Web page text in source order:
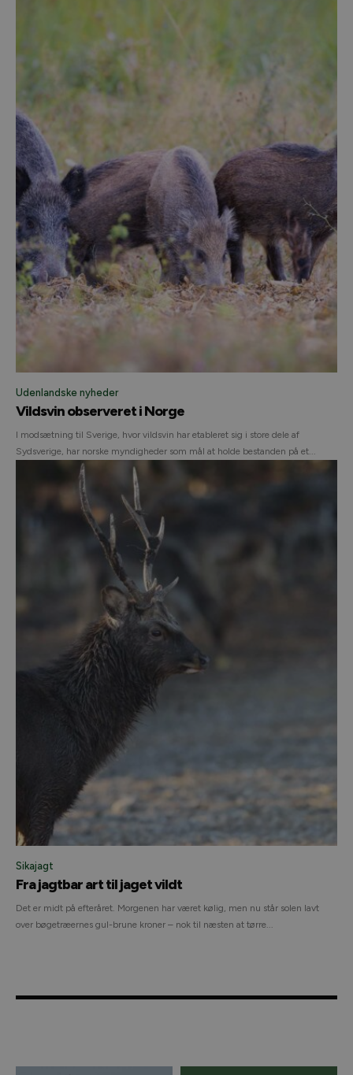
Udenlandske nyheder
Vildsvin observeret i Norge
I modsætning til Sverige, hvor vildsvin har etableret sig i store dele af
Sydsverige, har norske myndigheder som mål at holde bestanden på et...
Sikajagt
Fra jagtbar art til jaget vildt
Det er midt på efteråret. Morgenen har været kølig, men nu står solen lavt
over bøgetræernes gul-brune kroner – nok til næsten at tørre...